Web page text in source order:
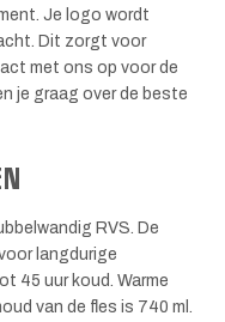
Je logo wordt
Dit zorgt voor
met ons op voor de
je graag over de beste
RVS. De
langdurige
45 uur koud. Warme
van de fles is 740 ml.